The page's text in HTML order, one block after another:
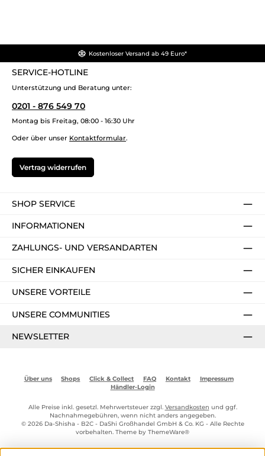
Kostenloser Versand ab 49 Euro*
SERVICE-HOTLINE
Unterstützung und Beratung unter:
0201 - 876 549 70
Montag bis Freitag, 08:00 - 16:30 Uhr
Oder über unser Kontaktformular.
Vertrag widerrufen
SHOP SERVICE
INFORMATIONEN
ZAHLUNGS- UND VERSANDARTEN
SICHER EINKAUFEN
UNSERE VORTEILE
UNSERE COMMUNITIES
NEWSLETTER
Über uns Shops Click & Collect FAQ Kontakt
Impressum
Händler-Login
Alle Preise inkl. gesetzl. Mehrwertsteuer zzgl. Versandkosten und ggf.
Nachnahmegebühren, wenn nicht anders angegeben.
© 2026 Da-Shisha - B2C - DaShi Großhandel GmbH & Co. KG - Alle Rechte
vorbehalten. Theme by ThemeWare®